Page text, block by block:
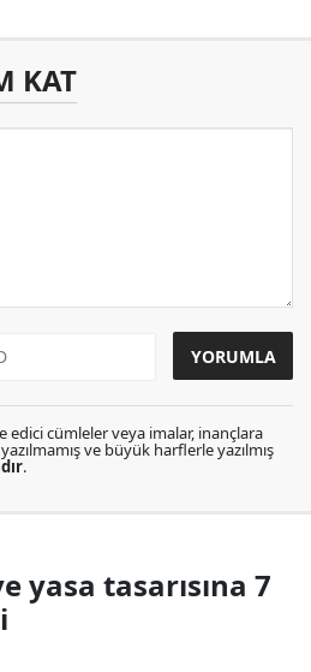
KAT
edici cümleler veya imalar, inançlara
ve büyük harflerle yazılmış
.
yasa tasarısına 7